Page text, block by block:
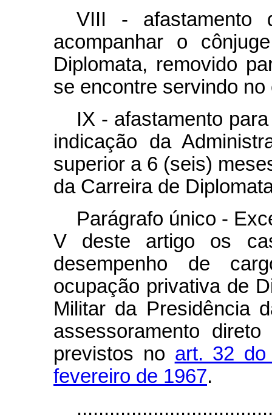
VIII - afastamento
acompanhar o
Diplomata, removido
se encontre servindo no
IX - afastamento
indicação da
superior a 6 (seis)
da Carreira de
Parágrafo único -
V deste artigo os
desempenho de
ocupação privativa de
Militar da Presidência
assessoramento
previstos no art. 32 do
fevereiro de 1967.